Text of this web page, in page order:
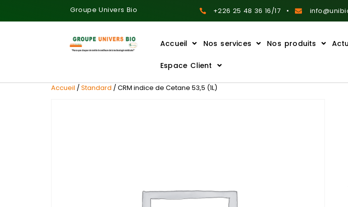
Groupe Univers Bio +226 25 48 36 16/17
Accueil Nos services Nos produits
Espace Client
Accueil /Standard / CRM indice de Cetane 53,5 (1L)